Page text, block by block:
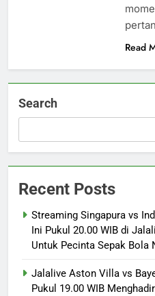
Read
Search
Recent Posts
Streaming Singapura vs
Ini Pukul 20.00 WIB di
Untuk Pecinta Sepak Bola
Jalalive Aston Villa vs
Pukul 19.00 WIB